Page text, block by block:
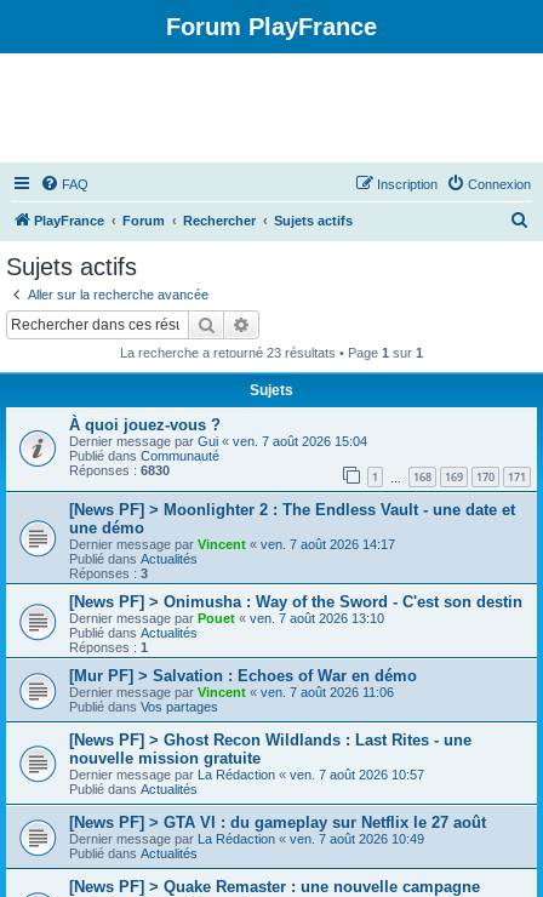
Forum PlayFrance
FAQ Connexion
Inscription
PlayFrance Forum Rechercher Sujets actifs
Sujets actifs
Aller sur la recherche avancée
Rechercher
La recherche a retourné 23 résultats • Page 1 sur 1
Sujets
À quoi jouez-vous ?
Dernier message par Gui « ven. 7 août 2026 15:04
Publié dans Communauté
Réponses : 6830 1 168 169 170 171
[News PF] > Moonlighter 2 : The Endless Vault - une date et
une démo
Dernier message par Vincent « ven. 7 août 2026 14:17
Publié dans Actualités
Réponses : 3
[News PF] > Onimusha : Way of the Sword - C'est son destin
Dernier message par Pouet « ven. 7 août 2026 13:10
Publié dans Actualités
Réponses : 1
[Mur PF] > Salvation : Echoes of War en démo
Dernier message par Vincent « ven. 7 août 2026 11:06
Publié dans Vos partages
[News PF] > Ghost Recon Wildlands : Last Rites - une
nouvelle mission gratuite
Dernier message par La Rédaction « ven. 7 août 2026 10:57
Publié dans Actualités
[News PF] > GTA VI : du gameplay sur Netflix le 27 août
Dernier message par La Rédaction « ven. 7 août 2026 10:49
Publié dans Actualités
[News PF] > Quake Remaster : une nouvelle campagne